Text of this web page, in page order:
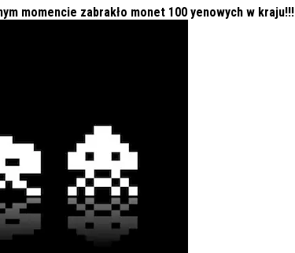
momencie zabrakło monet 100 yenowych w kraju!!!